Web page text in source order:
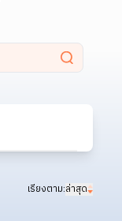
เรียงตาม:ล่าสุด